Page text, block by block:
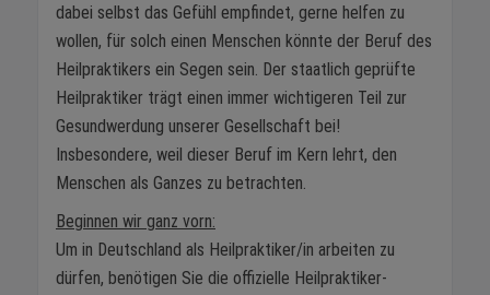
dabei selbst das Gefühl empfindet, gerne helfen zu
wollen, für solch einen Menschen könnte der Beruf des
Heilpraktikers ein Segen sein. Der staatlich geprüfte
Heilpraktiker trägt einen immer wichtigeren Teil zur
Gesundwerdung unserer Gesellschaft bei!
Insbesondere, weil dieser Beruf im Kern lehrt, den
Menschen als Ganzes zu betrachten.
Beginnen wir ganz vorn:
Um in Deutschland als Heilpraktiker/in arbeiten zu
dürfen, benötigen Sie die offizielle Heilpraktiker-